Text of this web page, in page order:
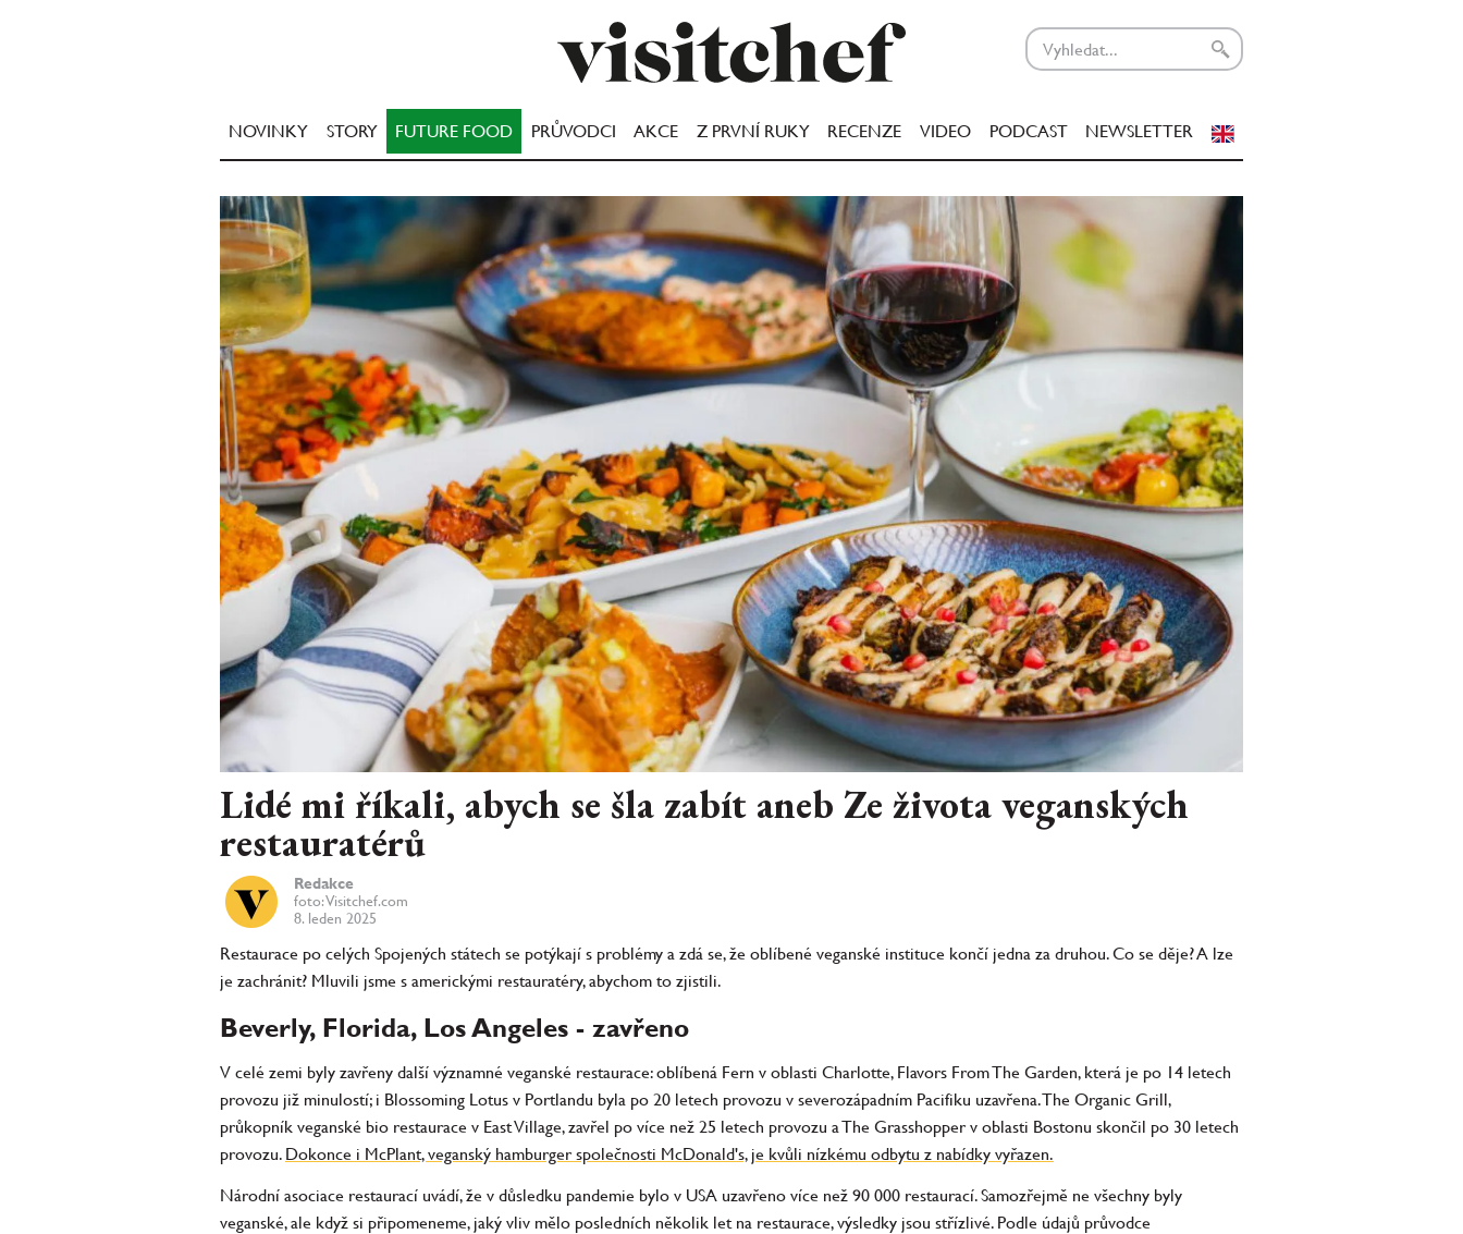
NOVINKY STORY FUTURE FOOD PRŮVODCI AKCE Z PRVNÍ RUKY RECENZE VIDEO PODCAST NEWSLETTER
Lidé mi říkali, abych se šla zabít aneb Ze života veganských
restauratérů
Redakce
foto: Visitchef.com
8. leden 2025
Restaurace po celých Spojených státech se potýkají s problémy a zdá se, že oblíbené veganské instituce končí jedna za druhou. Co se děje? A lze
je zachránit? Mluvili jsme s americkými restauratéry, abychom to zjistili.
Beverly, Florida, Los Angeles - zavřeno
V celé zemi byly zavřeny další významné veganské restaurace: oblíbená Fern v oblasti Charlotte, Flavors From The Garden, která je po 14 letech
provozu již minulostí; i Blossoming Lotus v Portlandu byla po 20 letech provozu v severozápadním Pacifiku uzavřena. The Organic Grill,
průkopník veganské bio restaurace v East Village, zavřel po více než 25 letech provozu a The Grasshopper v oblasti Bostonu skončil po 30 letech
provozu. Dokonce i McPlant, veganský hamburger společnosti McDonald's, je kvůli nízkému odbytu z nabídky vyřazen.
Národní asociace restaurací uvádí, že v důsledku pandemie bylo v USA uzavřeno více než 90 000 restaurací. Samozřejmě ne všechny byly
veganské, ale když si připomeneme, jaký vliv mělo posledních několik let na restaurace, výsledky jsou střízlivé. Podle údajů průvodce